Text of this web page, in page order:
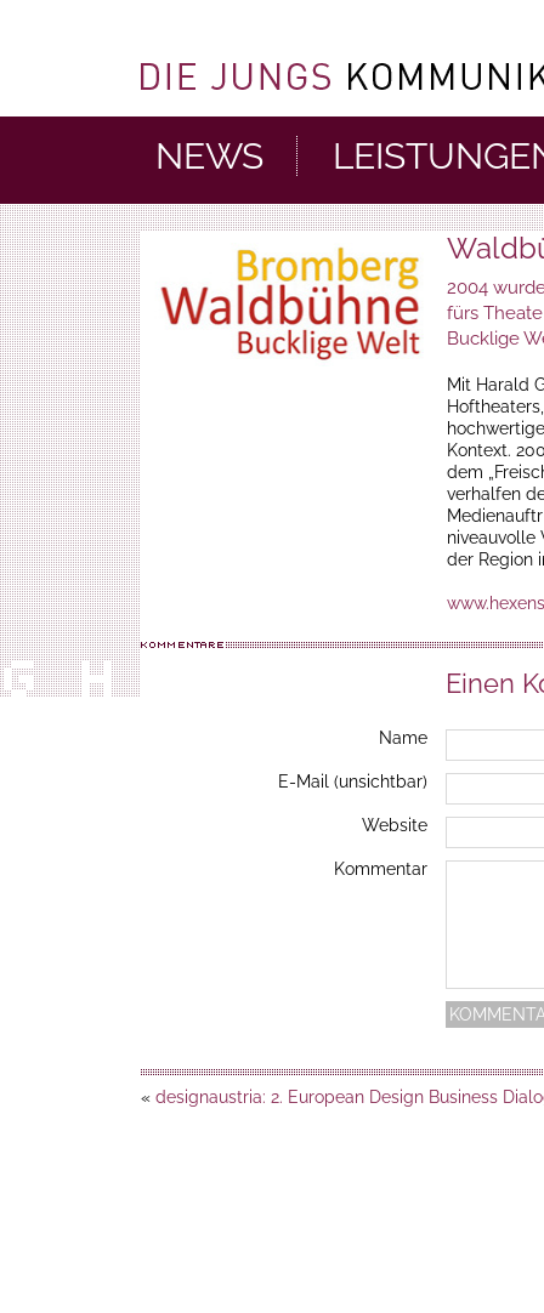
NEWS
2004
fürs
Bucklige
Mit Harald
Kontext.
dem
verhalfen
niveauvolle
der Region
Einen
Name
E-Mail (unsichtbar)
Website
Kommentar
« designaustria: 2. European Design Business